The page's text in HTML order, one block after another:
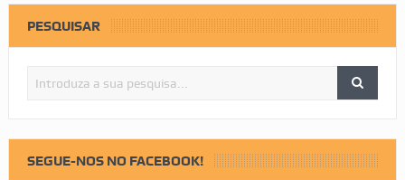
PESQUISAR
SEGUE-NOS NO FACEBOOK!